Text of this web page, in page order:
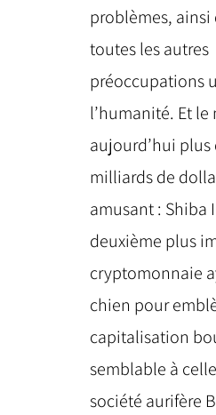
problèmes, ainsi
toutes les autres
préoccupations
l’humanité. Et
aujourd’hui plus
milliards de
amusant : Shiba
deuxième plus
cryptomonnaie
chien pour
capitalisation
semblable à
société aurifère